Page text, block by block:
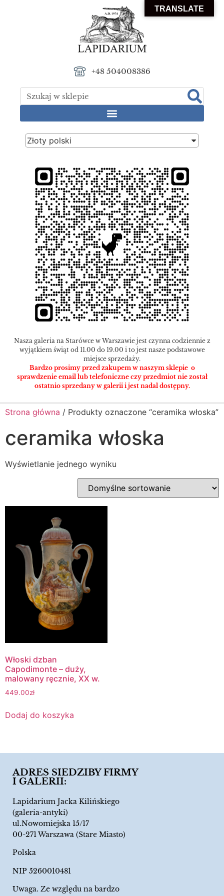
+48 504008386
Złoty polski
Nasza galeria na Starówce w Warszawie jest czynna codziennie z
wyjątkiem świąt od 11.00 do 19.00 i to jest nasze podstawowe
miejsce sprzedaży.
Bardzo prosimy przed zakupem w naszym sklepie o
sprawdzenie email lub telefoniczne czy przedmiot nie został
ostatnio sprzedany w galerii i jest nadal dostępny.
Strona główna / Produkty oznaczone “ceramika włoska”
ceramika włoska
Wyświetlanie jednego wyniku
Włoski dzban
Capodimonte – duży,
malowany ręcznie, XX w.
449.00zł
Dodaj do koszyka
ADRES SIEDZIBY FIRMY
I GALERII:
Lapidarium Jacka Kilińskiego
(galeria-antyki)
ul.Nowomiejska 15/17
00-271 Warszawa (Stare Miasto)
Polska
NIP 5260010481
Uwaga. Ze względu na bardzo
TRANSLATE